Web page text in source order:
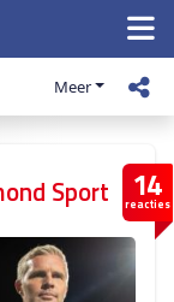
Meer
14
reacties
Sport